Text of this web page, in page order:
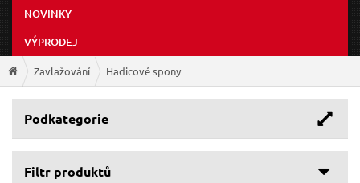
NOVINKY
VÝPRODEJ
Zavlažování Hadicové spony
Podkategorie
Filtr produktů